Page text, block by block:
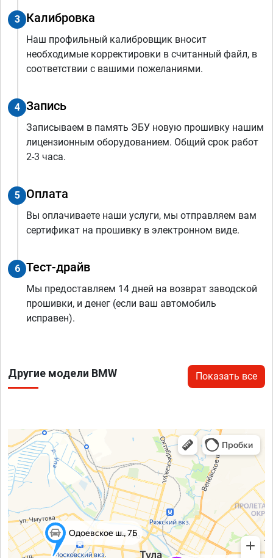
3 Калибровка
Наш профильный калибровщик вносит
необходимые корректировки в считанный файл, в
соответствии с вашими пожеланиями.
4 Запись
Записываем в память ЭБУ новую прошивку нашим
лицензионным оборудованием. Общий срок работ
2-3 часа.
5 Оплата
Вы оплачиваете наши услуги, мы отправляем вам
сертификат на прошивку в электронном виде.
6 Тест-драйв
Мы предоставляем 14 дней на возврат заводской
прошивки, и денег (если ваш автомобиль
исправен).
Другие модели BMW Показать все